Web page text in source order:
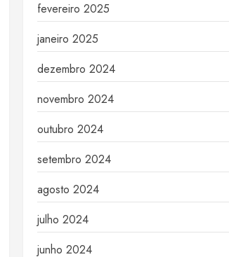
fevereiro 2025
janeiro 2025
dezembro 2024
novembro 2024
outubro 2024
setembro 2024
agosto 2024
julho 2024
junho 2024